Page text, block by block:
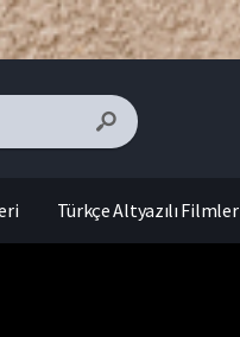
Türkçe Altyazılı Filmler